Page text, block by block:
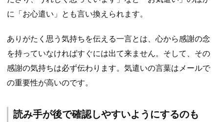
に「お心遣い」とも言い換えられます。
ありがたく思う気持ちを伝える一言とは、心から感謝の念
を持っていなければすぐには出て来ません。そして、その
感謝の気持ちは必ず伝わります。気遣いの言葉はメールで
の重要性が高いのです。
読み手が後で確認しやすいようにするのも